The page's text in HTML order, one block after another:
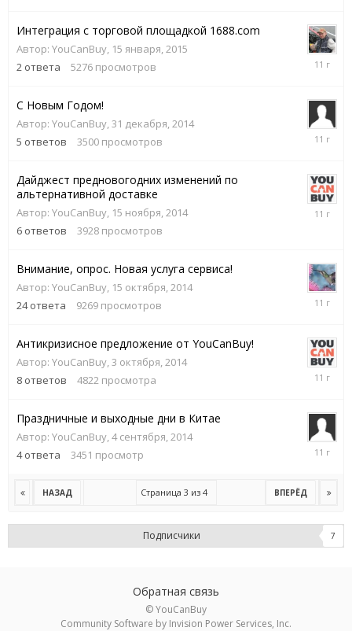
Интеграция с торговой площадкой 1688.com
Автор: YouCanBuy, 15 января, 2015
2 ответа 5276 просмотров
25
С Новым Годом!
Автор: YouCanBuy,31 декабря, 2014
5 ответов 3500 просмотров
31
Дайджест предновогодних изменений по
альтернативной доставке
Автор: YouCanBuy, 15 ноября, 2014
6 ответов 3928 просмотров
15
Внимание, опрос. Новая услуга сервиса!
Автор: YouCanBuy, 15 октября, 2014
24 ответа 9269 просмотров
13
Антикризисное предложение от YouCanBuy!
Автор: YouCanBuy,3 октября, 2014
8 ответов 4822 просмотра
Праздничные и выходные дни в Китае
Автор: YouCanBuy,4 сентября, 2014
4 ответа 3451 просмотр
30
НАЗАД ВПЕРЁД
Страница 3 из 4
Подписчики 7
Обратная связь
© YouCanBuy
Community Software by Invision Power Services, Inc.